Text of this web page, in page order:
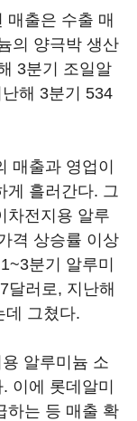
매출은 수출 매
의 양극박 생산
3분기 조일알
해 3분기 534
매출과 영업이
게 흘러간다. 그
차전지용 알루
격 상승률 이상
분기 알루미
달러로, 지난해
데 그쳤다.
알루미늄 소
이에 롯데알미
하는 등 매출 확